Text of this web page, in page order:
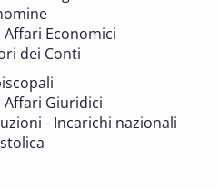
culturali e Edilizia
DI CULTO
Economici
dei Conti
Affari Giuridici
- Incarichi nazionali